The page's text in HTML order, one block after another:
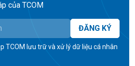
của TCOM
ĐĂNG KÝ
TCOM lưu trữ và xử lý dữ liệu cá nhân